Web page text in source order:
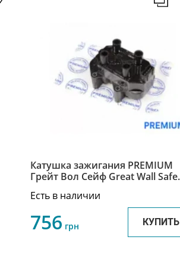
Катушка зажигания PREMIUM
Грейт Вол Сейф Great Wall Safe
Есть в наличии
756 грн КУПИТЬ